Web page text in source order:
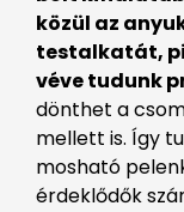
közül az
testalkatát,
véve tudunk
dönthet a
mellett is. Így
mosható
érdeklődők